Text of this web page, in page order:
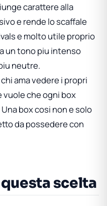
carattere alla
e rende lo scaffale
e molto utile proprio
un tono piu intenso
neutre.
ama vedere i propri
che ogni box
box cosi non e solo
da possedere con
scelta